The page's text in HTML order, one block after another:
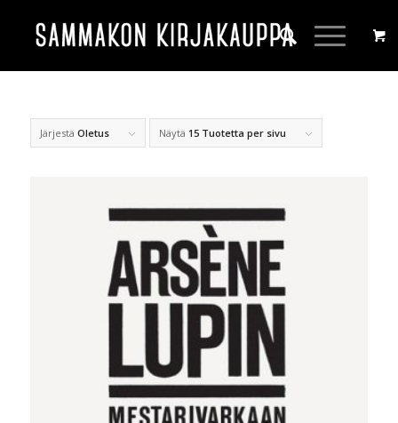
Järjestä Oletus Näytä 15 Tuotetta per sivu